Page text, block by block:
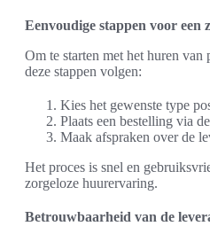
Eenvoudige stappen voor een
Om te starten met het huren van
deze stappen volgen:
Kies het gewenste type
Plaats een bestelling via
Maak afspraken over de
Het proces is snel en
zorgeloze huurervaring.
Betrouwbaarheid van de